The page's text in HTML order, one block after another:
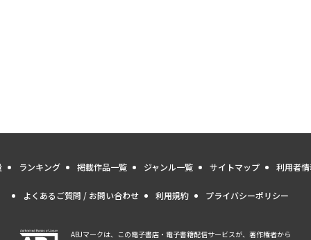
ランキング 掲載作品一覧 ジャンル一覧 サイトマップ 利用者
よくあるご質問 / お問い合わせ 利用規約 プライバシーポリシー
ABJマークは、この電子書店・電子書籍配信サービスが、著作権者から